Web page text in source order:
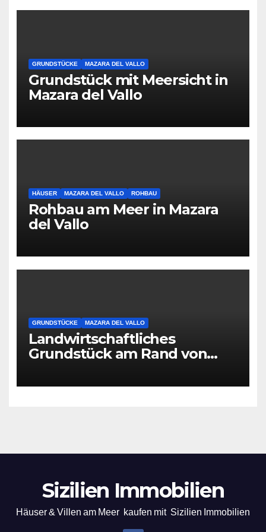
GRUNDSTÜCKE MAZARA DEL VALLO
Grundstück mit Meersicht in
Mazara del Vallo
HÄUSER MAZARA DEL VALLO ROHBAU
Rohbau am Meer in Mazara
del Vallo
GRUNDSTÜCKE MAZARA DEL VALLO
Landwirtschaftliches
Grundstück am Rand von
Sizilien Immobilien
Häuser & Villen am Meer kaufen mit Sizilien Immobilien